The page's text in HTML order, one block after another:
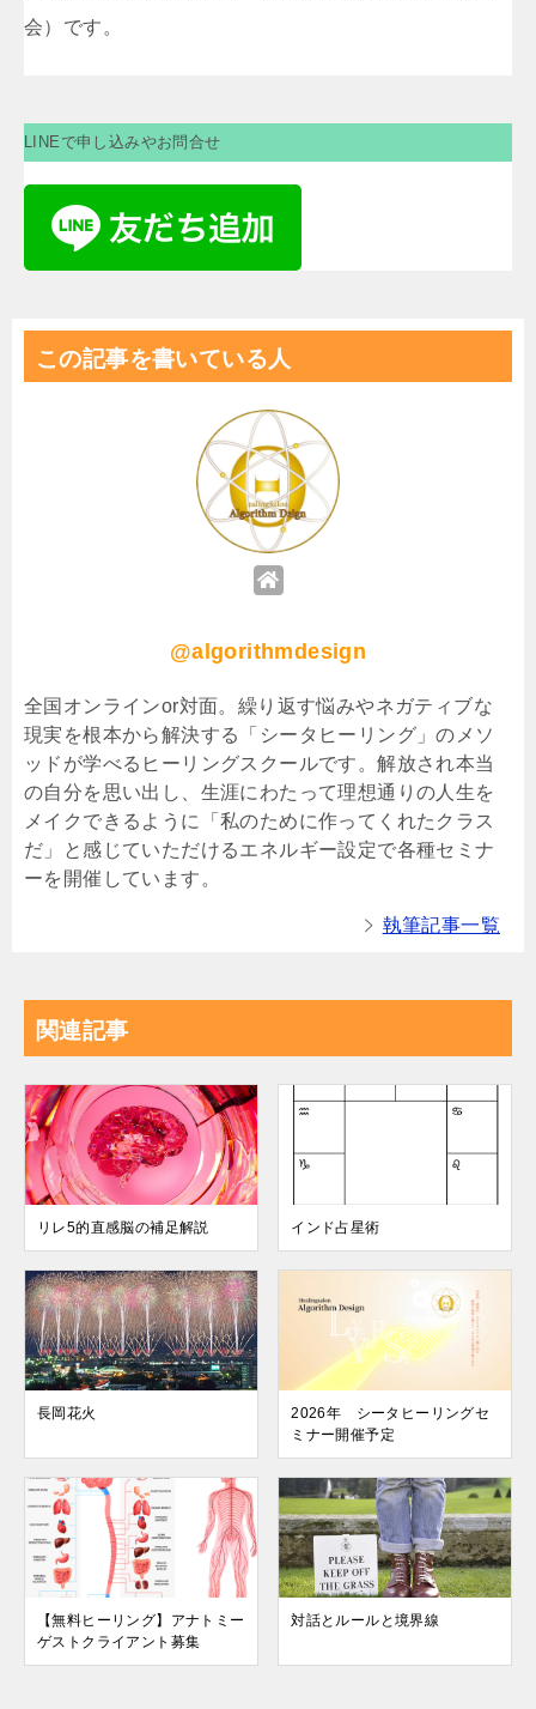
会）です。
LINEで申し込みやお問合せ
この記事を書いている人
@algorithmdesign
全国オンラインor対面。繰り返す悩みやネガティブな
現実を根本から解決する「シータヒーリング」のメソ
ッドが学べるヒーリングスクールです。解放され本当
の自分を思い出し、生涯にわたって理想通りの人生を
メイクできるように「私のために作ってくれたクラス
だ」と感じていただけるエネルギー設定で各種セミナ
ーを開催しています。
執筆記事一覧
関連記事
リレ5的直感脳の補足解説 インド占星術
長岡花火
2026年 シータヒーリングセ
ミナー開催予定
【無料ヒーリング】アナトミー
ゲストクライアント募集
対話とルールと境界線